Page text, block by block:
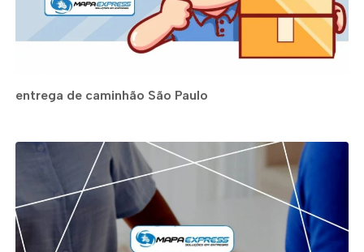
entrega de caminhão São Paulo